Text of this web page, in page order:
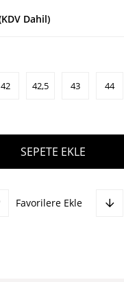
Dahil)
42 42,5 43 44
Favorilere Ekle